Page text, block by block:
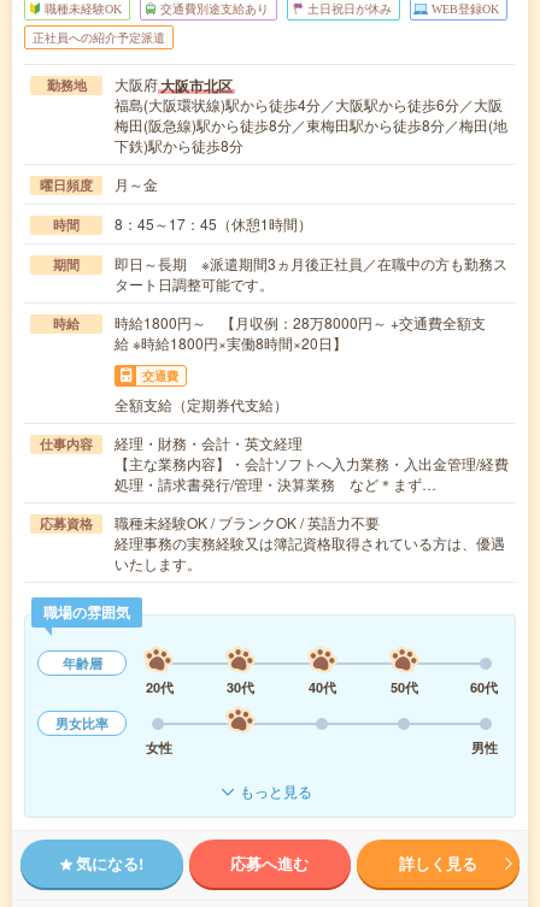
職種未経験OK 交通費別途支給あり 土日祝日が休み WEB登録OK
正社員への紹介予定派遣
勤務地 大阪府大阪市北区
福島(大阪環状線)駅から徒歩4分／大阪駅から徒歩6分／大阪
梅田(阪急線)駅から徒歩8分／東梅田駅から徒歩8分／梅田(地
下鉄)駅から徒歩8分
曜日頻度 月～金
時間 8：45～17：45（休憩1時間）
期間
即日～長期 ※派遣期間3ヵ月後正社員／在職中の方も勤務ス
タート日調整可能です。
時給
時給1800円～ 【月収例：28万8000円～ +交通費全額支
給 ※時給1800円×実働8時間×20日】
交通費
全額支給（定期券代支給）
仕事内容
経理・財務・会計・英文経理
【主な業務内容】・会計ソフトへ入力業務・入出金管理/経費
処理・請求書発行/管理・決算業務 など＊まず…
応募資格
職種未経験OK / ブランクOK / 英語力不要
経理事務の実務経験又は簿記資格取得されている方は、優遇
いたします。
職場の雰囲気
年齢層
20代
30代 40代 50代
60代
男女比率
女性
男性
もっと見る
気になる! 応募へ進む 詳しく見る